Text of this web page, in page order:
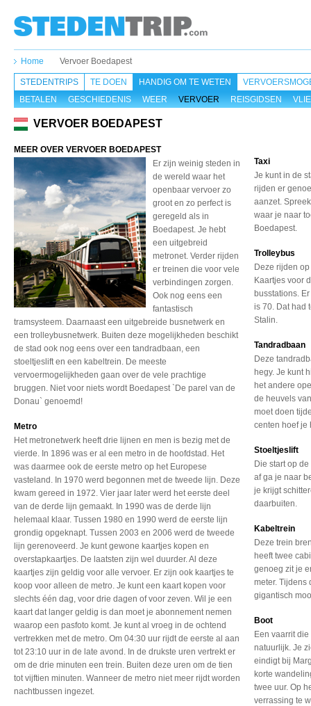
Home Vervoer Boedapest
STEDENTRIPS TE DOEN
HANDIG OM TE WETEN
BETALEN
GESCHIEDENIS WEER VERVOER REISGIDSEN
VERVOER BOEDAPEST
MEER OVER VERVOER BOEDAPEST
Er zijn weinig steden in
de wereld waar het
openbaar vervoer zo
groot en zo perfect is
geregeld als in
Boedapest. Je hebt
een uitgebreid
metronet. Verder rijden
er treinen die voor vele
verbindingen zorgen.
Ook nog eens een
fantastisch
tramsysteem. Daarnaast een uitgebreide busnetwerk en
een trolleybusnetwerk. Buiten deze mogelijkheden beschikt
de stad ook nog eens over een tandradbaan, een
stoeltjeslift en een kabeltrein. De meeste
vervoermogelijkheden gaan over de vele prachtige
bruggen. Niet voor niets wordt Boedapest `De parel van de
Donau` genoemd!
Metro
Het metronetwerk heeft drie lijnen en men is bezig met de
vierde. In 1896 was er al een metro in de hoofdstad. Het
was daarmee ook de eerste metro op het Europese
vasteland. In 1970 werd begonnen met de tweede lijn. Deze
kwam gereed in 1972. Vier jaar later werd het eerste deel
van de derde lijn gemaakt. In 1990 was de derde lijn
helemaal klaar. Tussen 1980 en 1990 werd de eerste lijn
grondig opgeknapt. Tussen 2003 en 2006 werd de tweede
lijn gerenoveerd. Je kunt gewone kaartjes kopen en
overstapkaartjes. De laatsten zijn wel duurder. Al deze
kaartjes zijn geldig voor alle vervoer. Er zijn ook kaartjes te
koop voor alleen de metro. Je kunt een kaart kopen voor
slechts één dag, voor drie dagen of voor zeven. Wil je een
kaart dat langer geldig is dan moet je abonnement nemen
waarop een pasfoto komt. Je kunt al vroeg in de ochtend
vertrekken met de metro. Om 04:30 uur rijdt de eerste al aan
tot 23:10 uur in de late avond. In de drukste uren vertrekt er
om de drie minuten een trein. Buiten deze uren om de tien
tot vijftien minuten. Wanneer de metro niet meer rijdt worden
nachtbussen ingezet.
Taxi
Je kunt in de
rijden er
aanzet.
waar je naar
Boedapest.
Trolleybus
Deze rijden
Kaartjes voor
busstations.
is 70. Dat had
Stalin.
Tandradbaan
Deze
hegy. Je kunt
het andere
de heuvels
moet doen
centen hoef je
Stoeltjeslift
Die start op
af ga je naar
je krijgt
daarbuiten.
Kabeltrein
Deze trein
heeft twee
genoeg zit je
meter. Tijdens
gigantisch
Boot
Een vaarrit
natuurlijk. Je
eindigt bij
korte
twee uur. Op
verrassing te